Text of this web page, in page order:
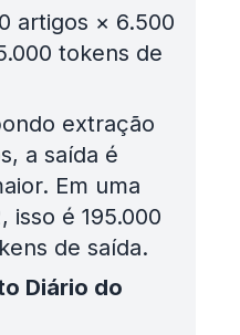
artigos × 6.500
tokens de
extração
a saída é
Em uma
isso é 195.000
de saída.
Diário do